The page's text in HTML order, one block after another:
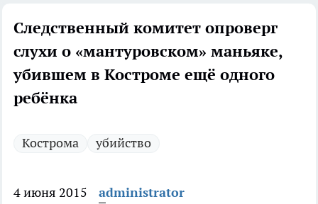
Следственный комитет опроверг
слухи о «мантуровском» маньяке,
убившем в Костроме ещё одного
ребёнка
Кострома убийство
4 июня 2015
administrator